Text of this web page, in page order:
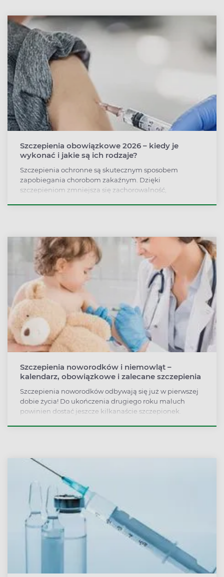
Szczepienia obowiązkowe 2026 – kiedy je
wykonać i jakie są ich rodzaje?
Szczepienia ochronne są skutecznym sposobem
zapobiegania chorobom zakaźnym. Dzięki
szczepieniom zmniejsza się zachorowalność,
Szczepienia noworodków i niemowląt –
kalendarz, obowiązkowe i zalecane szczepienia
Szczepienia noworodków odbywają się już w pierwszej
dobie życia! Do ukończenia drugiego roku maluch
powinien dostać jeszcze kilkanaście szczepionek.